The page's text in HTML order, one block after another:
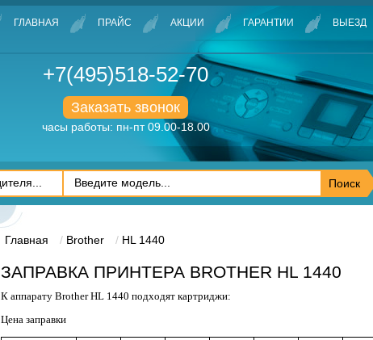
ГЛАВНАЯ ПРАЙС АКЦИИ ГАРАНТИИ ВЫЕЗД
+7(495)518-52-70
Заказать звонок
часы работы: пн-пт 09.00-18.00
Главная Brother HL 1440
ЗАПРАВКА ПРИНТЕРА BROTHER HL 1440
К аппарату Brother HL 1440 подходят картриджи:
Цена заправки